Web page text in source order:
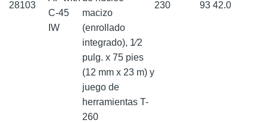
28103
C-45
IW
macizo
(enrollado
integrado), 1⁄2
pulg. x 75 pies
(12 mm x 23 m) y
juego de
herramientas T-
260
230 93 42.0